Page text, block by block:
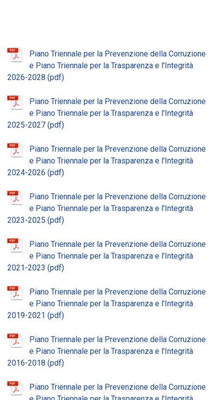
Piano Triennale per la Prevenzione della Corruzione
e Piano Triennale per la Trasparenza e l'Integrità
2026-2028
Piano Triennale per la Prevenzione della Corruzione
e Piano Triennale per la Trasparenza e l'Integrità
2025-2027
Piano Triennale per la Prevenzione della Corruzione
e Piano Triennale per la Trasparenza e l'Integrità
2024-2026
Piano Triennale per la Prevenzione della Corruzione
e Piano Triennale per la Trasparenza e l'Integrità
2023-2025
Piano Triennale per la Prevenzione della Corruzione
e Piano Triennale per la Trasparenza e l'Integrità
2021-2023
Piano Triennale per la Prevenzione della Corruzione
e Piano Triennale per la Trasparenza e l'Integrità
2019-2021
Piano Triennale per la Prevenzione della Corruzione
e Piano Triennale per la Trasparenza e l'Integrità
2016-2018
Piano Triennale per la Prevenzione della Corruzione